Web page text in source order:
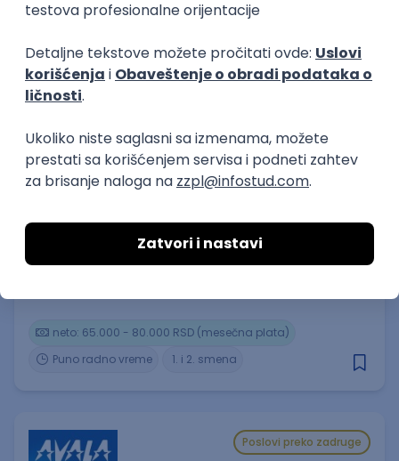
Šimanovci
19.08.2026
Puno radno vreme
neto: 75.000 - 85.000 RSD (mesečna plata)
Poslovi preko zadruge
Šalterski radnik/-ca - Zvezdara
Snaga mladosti OZ
1. i 2. smena
Puno radno vreme
neto: 65.000 - 80.000 RSD (mesečna plata)
Poslovi preko zadruge